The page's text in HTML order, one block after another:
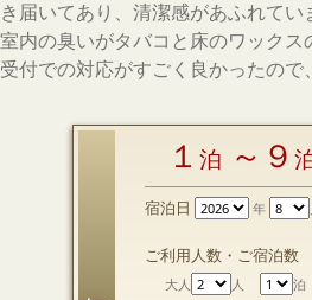
き届いてあり、清潔感があふれてい
室内の臭いがタバコと床のワックス
受付での対応がすごく良かったので
１ 泊 ～９
宿泊日 年
ご利用人数・ご宿泊数
大人 人 泊